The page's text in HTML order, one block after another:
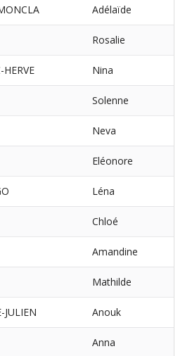
Adélaïde
Rosalie
Nina
Solenne
Neva
Eléonore
Léna
Chloé
Amandine
Mathilde
JULIEN Anouk
Anna